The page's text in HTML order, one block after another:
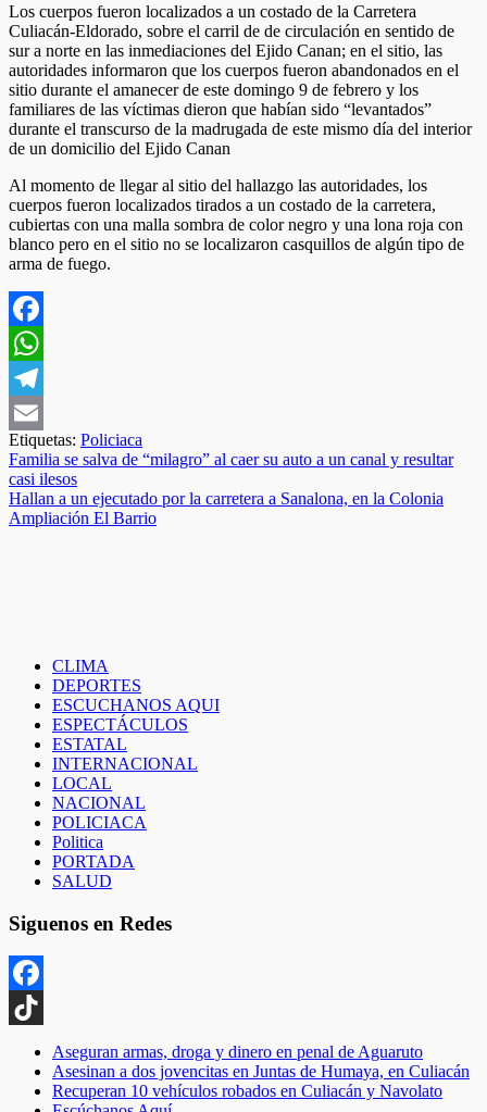
Los cuerpos fueron localizados a un costado de la Carretera
Culiacán-Eldorado, sobre el carril de de circulación en sentido de
sur a norte en las inmediaciones del Ejido Canan; en el sitio, las
autoridades informaron que los cuerpos fueron abandonados en el
sitio durante el amanecer de este domingo 9 de febrero y los
familiares de las víctimas dieron que habían sido “levantados”
durante el transcurso de la madrugada de este mismo día del interior
de un domicilio del Ejido Canan
Al momento de llegar al sitio del hallazgo las autoridades, los
cuerpos fueron localizados tirados a un costado de la carretera,
cubiertas con una malla sombra de color negro y una lona roja con
blanco pero en el sitio no se localizaron casquillos de algún tipo de
arma de fuego.
Facebook
WhatsApp
Telegram
Email
Etiquetas: Policiaca
Navegación
de
entradas
Familia se salva de “milagro” al caer su auto a un canal y resultar
casi ilesos
Hallan a un ejecutado por la carretera a Sanalona, en la Colonia
Ampliación El Barrio
CLIMA
DEPORTES
ESCUCHANOS AQUI
ESPECTÁCULOS
ESTATAL
INTERNACIONAL
LOCAL
NACIONAL
POLICIACA
Politica
PORTADA
SALUD
Siguenos en Redes
Facebook
TikTok
Aseguran armas, droga y dinero en penal de Aguaruto
Asesinan a dos jovencitas en Juntas de Humaya, en Culiacán
Recuperan 10 vehículos robados en Culiacán y Navolato